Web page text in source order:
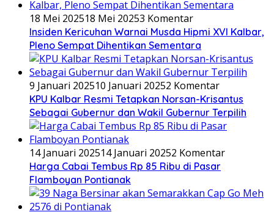
18 Mei 202518 Mei 20253 Komentar
Insiden Kericuhan Warnai Musda Hipmi XVI Kalbar,
Pleno Sempat Dihentikan Sementara
9 Januari 202510 Januari 20252 Komentar
KPU Kalbar Resmi Tetapkan Norsan-Krisantus
Sebagai Gubernur dan Wakil Gubernur Terpilih
14 Januari 202514 Januari 20252 Komentar
Harga Cabai Tembus Rp 85 Ribu di Pasar
Flamboyan Pontianak